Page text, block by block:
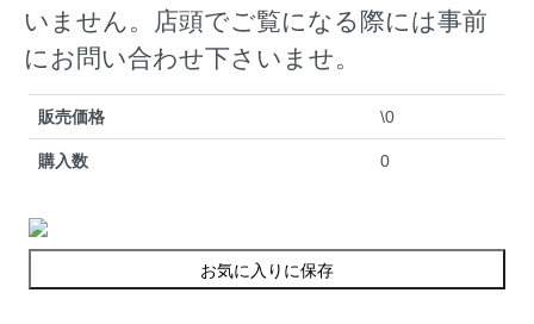
いません。店頭でご覧になる際には事前
にお問い合わせ下さいませ。
販売価格 \0
購入数 0
お気に入りに保存